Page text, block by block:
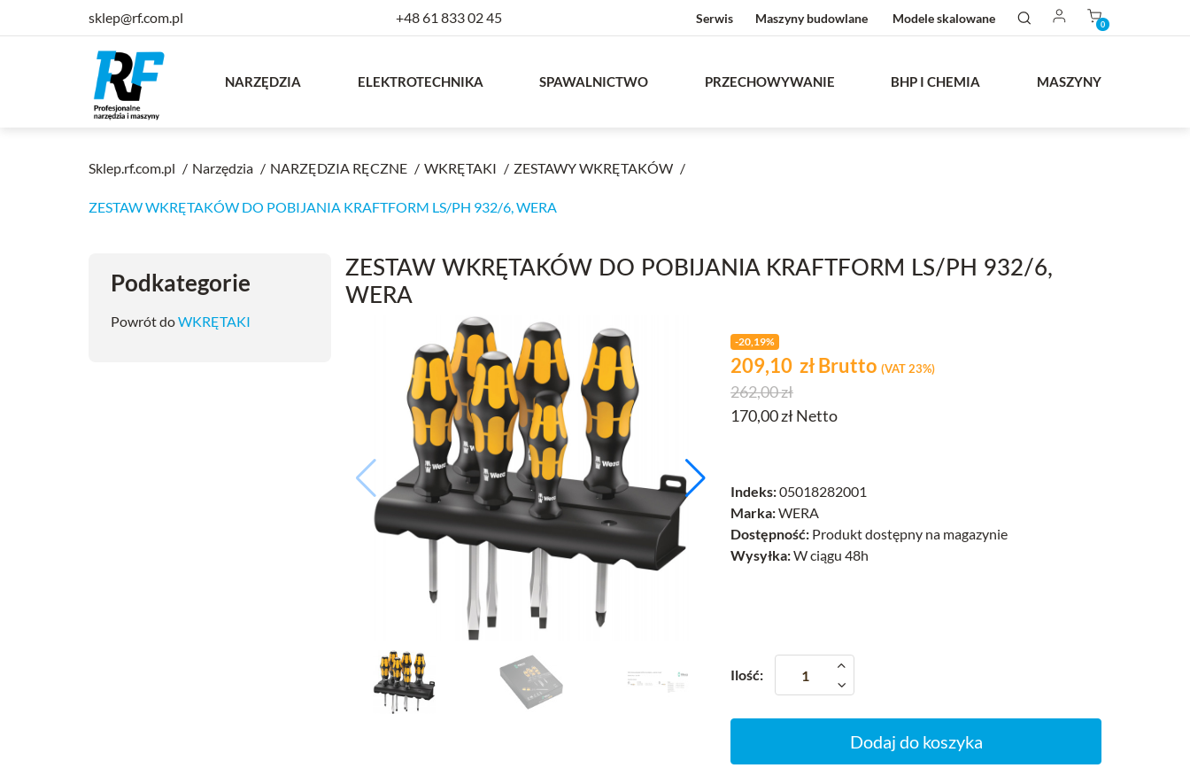
sklep@rf.com.pl +48 61 833 02 45 Serwis Maszyny budowlane Modele skalowane 0
NARZĘDZIA ELEKTROTECHNIKA SPAWALNICTWO PRZECHOWYWANIE BHP I CHEMIA MASZYNY
Sklep.rf.com.pl Narzędzia NARZĘDZIA RĘCZNE WKRĘTAKI ZESTAWY WKRĘTAKÓW
ZESTAW WKRĘTAKÓW DO POBIJANIA KRAFTFORM LS/PH 932/6, WERA
Podkategorie
Powrót doWKRĘTAKI
ZESTAW WKRĘTAKÓW DO POBIJANIA KRAFTFORM LS/PH 932/6,
WERA
-20,19%
Cena
zł
209,10 złBrutto (VAT 23%)
Cena podstawowa
262,00 zł
170,00 zł Netto
Indeks:05018282001
Marka:WERA
Dostępność: Produkt dostępny na magazynie
Wysyłka:W ciągu 48h
Ilość:
Dodaj do koszyka